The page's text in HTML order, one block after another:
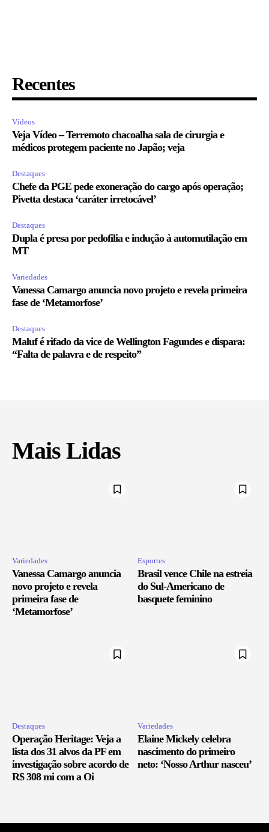
Recentes
Vídeos
Veja Vídeo – Terremoto chacoalha sala de cirurgia e
médicos protegem paciente no Japão; veja
Destaques
Chefe da PGE pede exoneração do cargo após operação;
Pivetta destaca ‘caráter irretocável’
Destaques
Dupla é presa por pedofilia e indução à automutilação em
MT
Variedades
Vanessa Camargo anuncia novo projeto e revela primeira
fase de ‘Metamorfose’
Destaques
Maluf é rifado da vice de Wellington Fagundes e dispara:
“Falta de palavra e de respeito”
Mais Lidas
Variedades
Vanessa Camargo anuncia
novo projeto e revela
primeira fase de
‘Metamorfose’
Esportes
Brasil vence Chile na estreia
do Sul-Americano de
basquete feminino
Destaques
Operação Heritage: Veja a
lista dos 31 alvos da PF em
investigação sobre acordo de
R$ 308 mi com a Oi
Variedades
Elaine Mickely celebra
nascimento do primeiro
neto: ‘Nosso Arthur nasceu’